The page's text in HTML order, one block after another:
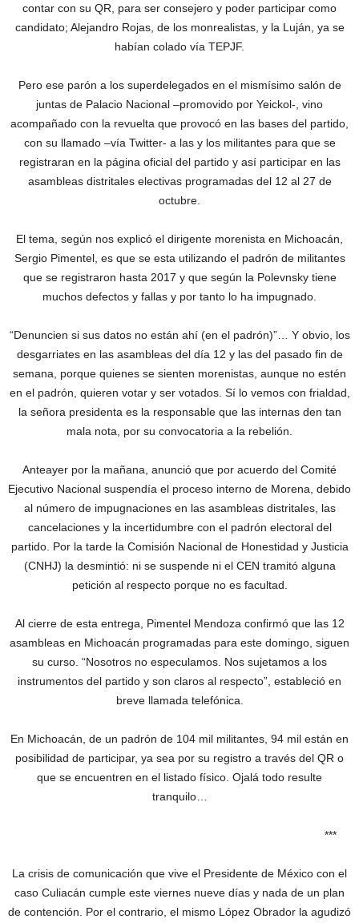
contar con su QR, para ser consejero y poder participar como
candidato; Alejandro Rojas, de los monrealistas, y la Luján, ya se
habían colado vía TEPJF.
Pero ese parón a los superdelegados en el mismísimo salón de
juntas de Palacio Nacional –promovido por Yeickol-, vino
acompañado con la revuelta que provocó en las bases del partido,
con su llamado –vía Twitter- a las y los militantes para que se
registraran en la página oficial del partido y así participar en las
asambleas distritales electivas programadas del 12 al 27 de
octubre.
El tema, según nos explicó el dirigente morenista en Michoacán,
Sergio Pimentel, es que se esta utilizando el padrón de militantes
que se registraron hasta 2017 y que según la Polevnsky tiene
muchos defectos y fallas y por tanto lo ha impugnado.
“Denuncien si sus datos no están ahí (en el padrón)”… Y obvio, los
desgarriates en las asambleas del día 12 y las del pasado fin de
semana, porque quienes se sienten morenistas, aunque no estén
en el padrón, quieren votar y ser votados. Sí lo vemos con frialdad,
la señora presidenta es la responsable que las internas den tan
mala nota, por su convocatoria a la rebelión.
Anteayer por la mañana, anunció que por acuerdo del Comité
Ejecutivo Nacional suspendía el proceso interno de Morena, debido
al número de impugnaciones en las asambleas distritales, las
cancelaciones y la incertidumbre con el padrón electoral del
partido. Por la tarde la Comisión Nacional de Honestidad y Justicia
(CNHJ) la desmintió: ni se suspende ni el CEN tramitó alguna
petición al respecto porque no es facultad.
Al cierre de esta entrega, Pimentel Mendoza confirmó que las 12
asambleas en Michoacán programadas para este domingo, siguen
su curso. “Nosotros no especulamos. Nos sujetamos a los
instrumentos del partido y son claros al respecto”, estableció en
breve llamada telefónica.
En Michoacán, de un padrón de 104 mil militantes, 94 mil están en
posibilidad de participar, ya sea por su registro a través del QR o
que se encuentren en el listado físico. Ojalá todo resulte
tranquilo…
***
La crisis de comunicación que vive el Presidente de México con el
caso Culiacán cumple este viernes nueve días y nada de un plan
de contención. Por el contrario, el mismo López Obrador la agudizó